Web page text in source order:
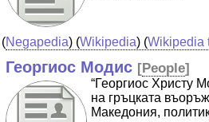
(Negapedia) (Wikipedia) (Wikipedia
Георгиос Модис [People]
“Георгиос Христу
на гръцката
Македония,